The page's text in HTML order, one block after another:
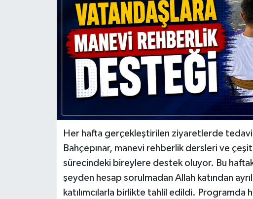
Her hafta gerçekleştirilen ziyaretlerde
Bahçepınar, manevi rehberlik dersleri ve
sürecindeki bireylere destek oluyor. Bu
şeyden hesap sorulmadan Allah katından
katılımcılarla birlikte tahlil edildi. Programda